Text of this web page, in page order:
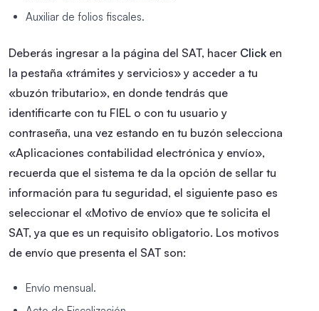
Auxiliar de folios fiscales.
Deberás ingresar a la página del SAT, hacer Click en
la pestaña «trámites y servicios» y acceder a tu
«buzón tributario», en donde tendrás que
identificarte con tu FIEL o con tu usuario y
contraseña, una vez estando en tu buzón selecciona
«Aplicaciones contabilidad electrónica y envío»,
recuerda que el sistema te da la opción de sellar tu
información para tu seguridad, el siguiente paso es
seleccionar el «Motivo de envío» que te solicita el
SAT, ya que es un requisito obligatorio. Los motivos
de envío que presenta el SAT son:
Envío mensual.